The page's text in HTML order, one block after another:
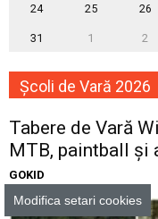
24 25 26
31 1 2
Școli de Vară 2026
Tabere de Vară
MTB, paintball și
GOKID
Modifica setari cookies